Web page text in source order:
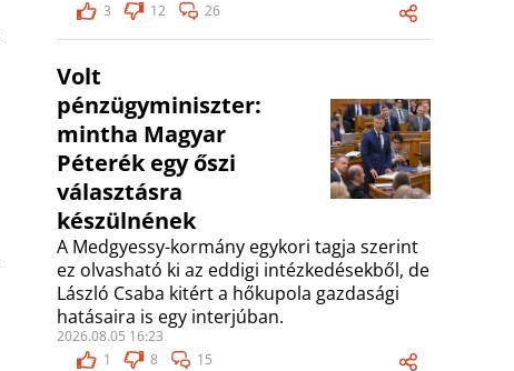
3
12 26
Volt
pénzügyminiszter:
mintha Magyar
Péterék egy őszi
választásra
készülnének
A Medgyessy-kormány egykori tagja szerint
ez olvasható ki az eddigi intézkedésekből, de
László Csaba kitért a hőkupola gazdasági
hatásaira is egy interjúban.
2026.08.05 16:23
1
8 15